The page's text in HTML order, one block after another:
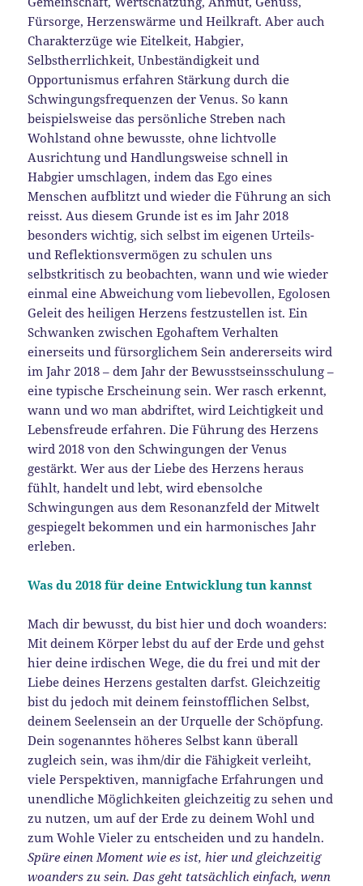
Fürsorge, Herzenswärme und Heilkraft. Aber auch
Charakterzüge wie Eitelkeit, Habgier,
Selbstherrlichkeit, Unbeständigkeit und
Opportunismus erfahren Stärkung durch die
Schwingungsfrequenzen der Venus. So kann
beispielsweise das persönliche Streben nach
Wohlstand ohne bewusste, ohne lichtvolle
Ausrichtung und Handlungsweise schnell in
Habgier umschlagen, indem das Ego eines
Menschen aufblitzt und wieder die Führung an sich
reisst. Aus diesem Grunde ist es im Jahr 2018
besonders wichtig, sich selbst im eigenen Urteils-
und Reflektionsvermögen zu schulen uns
selbstkritisch zu beobachten, wann und wie wieder
einmal eine Abweichung vom liebevollen, Egolosen
Geleit des heiligen Herzens festzustellen ist. Ein
Schwanken zwischen Egohaftem Verhalten
einerseits und fürsorglichem Sein andererseits wird
im Jahr 2018 – dem Jahr der Bewusstseinsschulung –
eine typische Erscheinung sein. Wer rasch erkennt,
wann und wo man abdriftet, wird Leichtigkeit und
Lebensfreude erfahren. Die Führung des Herzens
wird 2018 von den Schwingungen der Venus
gestärkt. Wer aus der Liebe des Herzens heraus
fühlt, handelt und lebt, wird ebensolche
Schwingungen aus dem Resonanzfeld der Mitwelt
gespiegelt bekommen und ein harmonisches Jahr
erleben.
Was du 2018 für deine Entwicklung tun kannst
Mach dir bewusst, du bist hier und doch woanders:
Mit deinem Körper lebst du auf der Erde und gehst
hier deine irdischen Wege, die du frei und mit der
Liebe deines Herzens gestalten darfst. Gleichzeitig
bist du jedoch mit deinem feinstofflichen Selbst,
deinem Seelensein an der Urquelle der Schöpfung.
Dein sogenanntes höheres Selbst kann überall
zugleich sein, was ihm/dir die Fähigkeit verleiht,
viele Perspektiven, mannigfache Erfahrungen und
unendliche Möglichkeiten gleichzeitig zu sehen und
zu nutzen, um auf der Erde zu deinem Wohl und
zum Wohle Vieler zu entscheiden und zu handeln.
Spüre einen Moment wie es ist, hier und gleichzeitig
woanders zu sein. Das geht tatsächlich einfach, wenn